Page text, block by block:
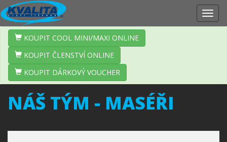
NÁŠ TÝM - MASÉŘI
KOUPIT COOL MINI/MAXI ONLINE
KOUPIT ČLENSTVÍ ONLINE
KOUPIT DÁRKOVÝ VOUCHER